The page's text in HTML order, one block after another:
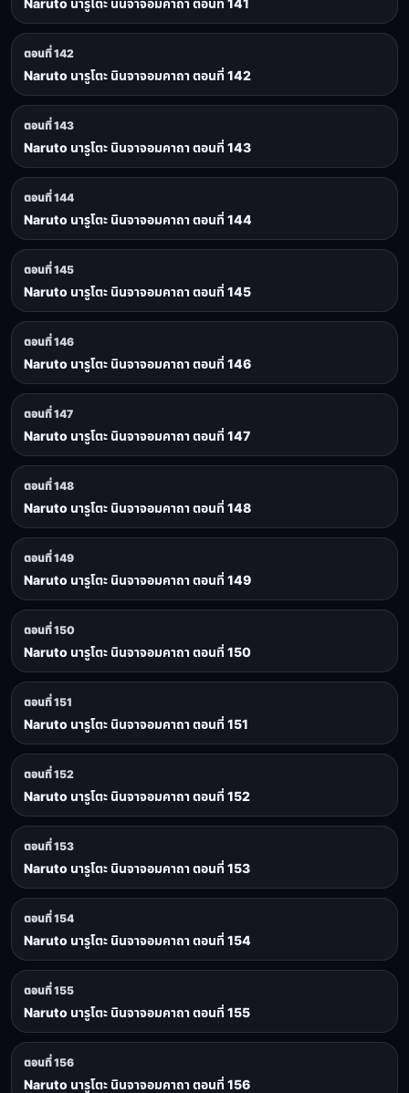
Naruto นารูโตะ นินจาจอมคาถา ตอนที่ 141
ตอนที่ 142
Naruto นารูโตะ นินจาจอมคาถา ตอนที่ 142
ตอนที่ 143
Naruto นารูโตะ นินจาจอมคาถา ตอนที่ 143
ตอนที่ 144
Naruto นารูโตะ นินจาจอมคาถา ตอนที่ 144
ตอนที่ 145
Naruto นารูโตะ นินจาจอมคาถา ตอนที่ 145
ตอนที่ 146
Naruto นารูโตะ นินจาจอมคาถา ตอนที่ 146
ตอนที่ 147
Naruto นารูโตะ นินจาจอมคาถา ตอนที่ 147
ตอนที่ 148
Naruto นารูโตะ นินจาจอมคาถา ตอนที่ 148
ตอนที่ 149
Naruto นารูโตะ นินจาจอมคาถา ตอนที่ 149
ตอนที่ 150
Naruto นารูโตะ นินจาจอมคาถา ตอนที่ 150
ตอนที่ 151
Naruto นารูโตะ นินจาจอมคาถา ตอนที่ 151
ตอนที่ 152
Naruto นารูโตะ นินจาจอมคาถา ตอนที่ 152
ตอนที่ 153
Naruto นารูโตะ นินจาจอมคาถา ตอนที่ 153
ตอนที่ 154
Naruto นารูโตะ นินจาจอมคาถา ตอนที่ 154
ตอนที่ 155
Naruto นารูโตะ นินจาจอมคาถา ตอนที่ 155
ตอนที่ 156
Naruto นารูโตะ นินจาจอมคาถา ตอนที่ 156